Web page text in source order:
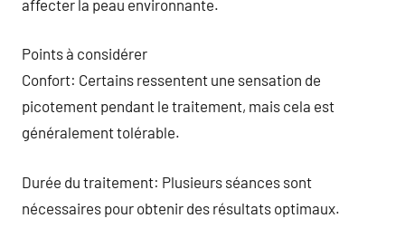
affecter la peau environnante.
Points à considérer
Confort: Certains ressentent une sensation de
picotement pendant le traitement, mais cela est
généralement tolérable.
Durée du traitement: Plusieurs séances sont
nécessaires pour obtenir des résultats optimaux.